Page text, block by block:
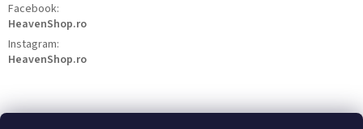
Facebook:
HeavenShop.ro
Instagram:
HeavenShop.ro